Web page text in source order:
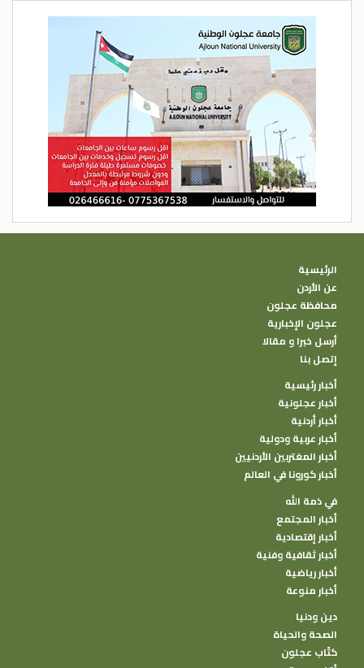
الرئيسية
عن الأردن
محافظة عجلون
عجلون الإخبارية
أرسل خبرا و مقالا
إتصل بنا
أخبار رئيسية
أخبار عجلونية
أخبار أردنية
أخبار عربية ودولية
أخبار المغتربين الأردنيين
أخبار كورونا في العالم
في ذمة الله
أخبار المجتمع
أخبار إقتصادية
أخبار ثقافية وفنية
أخبار رياضية
أخبار منوعة
دين ودنيا
الصحة والحياة
كتًاب عجلون